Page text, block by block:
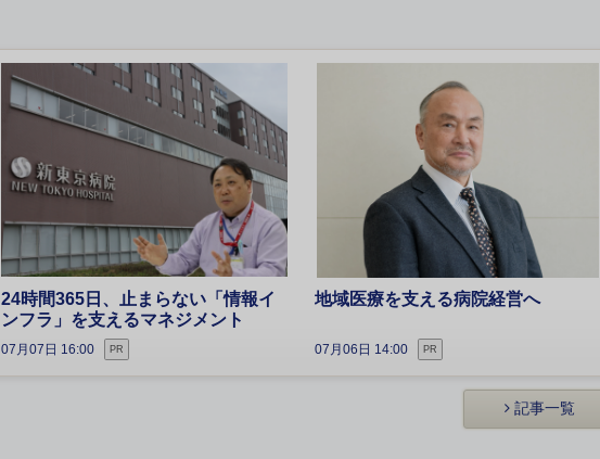
24時間365日、止まらない「情報イ
ンフラ」を支えるマネジメント
07月07日 16:00 PR
地域医療を支える病院経営へ
07月06日 14:00 PR
記事一覧